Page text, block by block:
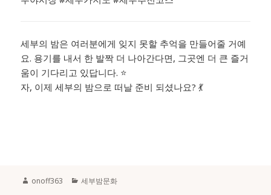
세부의 밤은 여러분에게 잊지 못할 추억을 만들어줄 거예
요. 용기를 내서 한 발짝 더 나아간다면, 그곳엔 더 큰 즐거
움이 기다리고 있답니다. ⭐
자, 이제 세부의 밤으로 떠날 준비 되셨나요? 💃
Author
onoff363 Categories
세부밤문화